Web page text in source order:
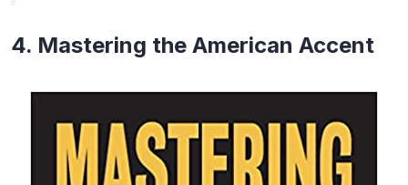
4. Mastering the American Accent